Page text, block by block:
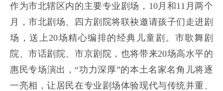
作为市北辖区内的主要专业剧场，10月和11月两个
月，市北剧场、四方剧院将联袂邀请孩子们走进剧
场，送上20场精心编排的经典儿童剧。市歌舞剧
院、市话剧院、市京剧院，也将带来20场高水平的
惠民专场演出，“功力深厚”的本土名家名角儿将逐
一亮相，让居民在专业剧场体验现代与传统并重、